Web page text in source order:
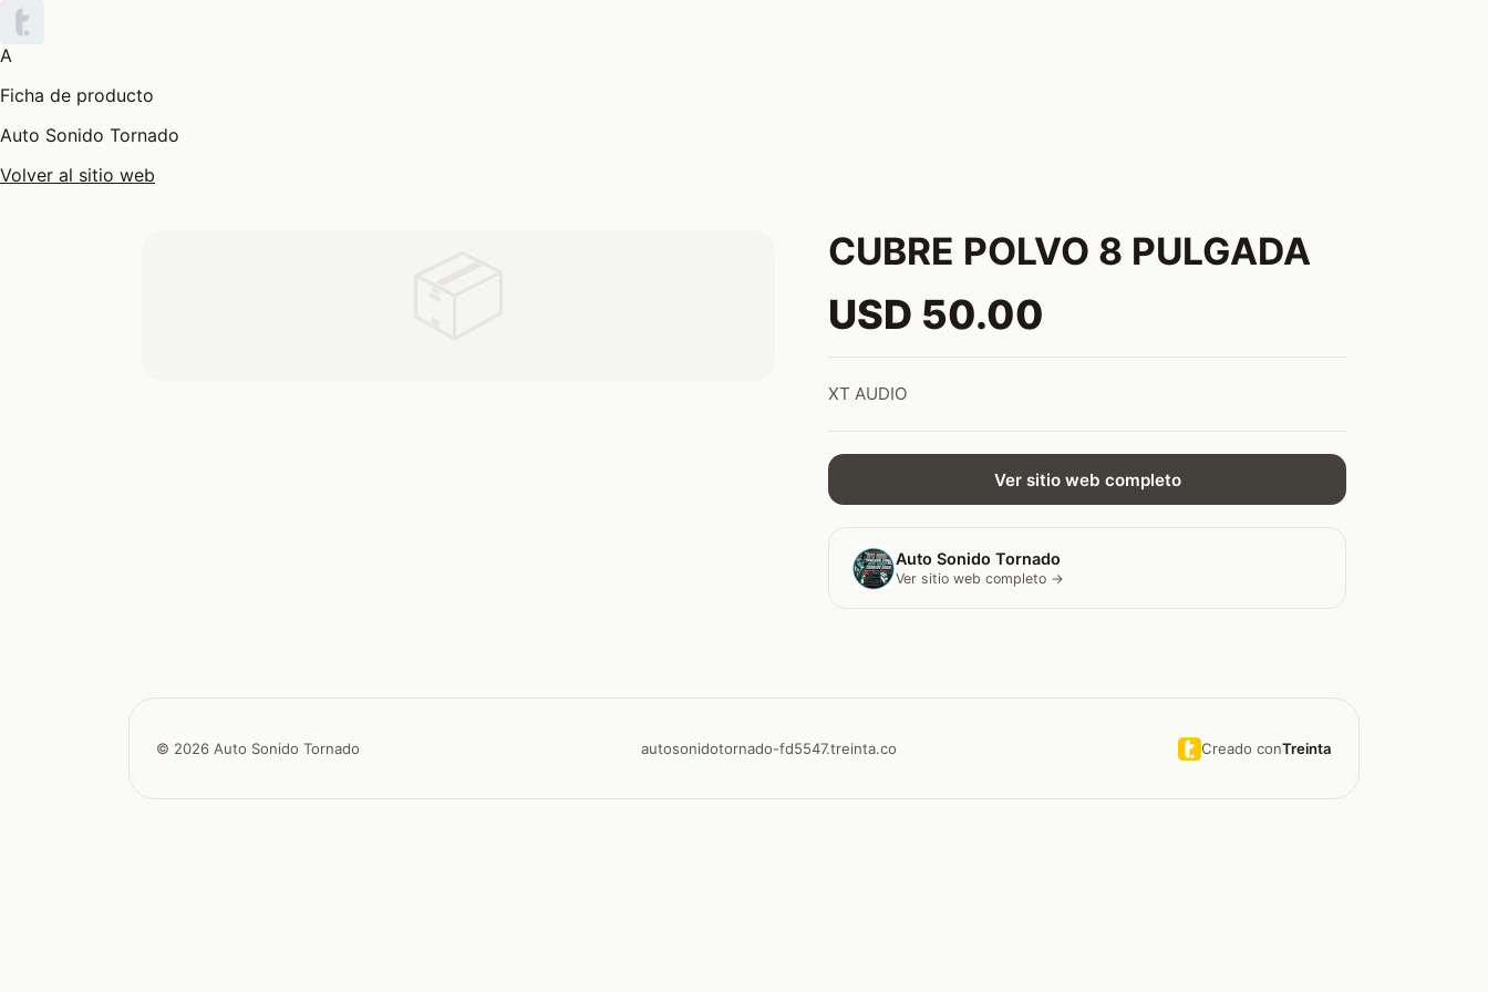
A
Ficha de producto
Auto Sonido Tornado
Volver al sitio web
CUBRE POLVO 8 PULGADA
USD 50.00
XT AUDIO
Ver sitio web completo
Auto Sonido Tornado
Ver sitio web completo →
© 2026 Auto Sonido Tornado autosonidotornado-fd5547.treinta.co Creado conTreinta